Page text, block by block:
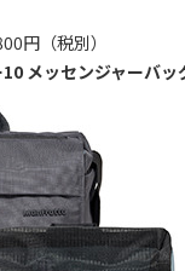
（税別）
メッセンジャーバッ